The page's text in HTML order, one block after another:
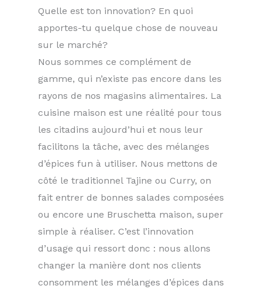
Quelle est ton innovation? En quoi
apportes-tu quelque chose de nouveau
sur le marché?
Nous sommes ce complément de
gamme, qui n’existe pas encore dans les
rayons de nos magasins alimentaires. La
cuisine maison est une réalité pour tous
les citadins aujourd’hui et nous leur
facilitons la tâche, avec des mélanges
d’épices fun à utiliser. Nous mettons de
côté le traditionnel Tajine ou Curry, on
fait entrer de bonnes salades composées
ou encore une Bruschetta maison, super
simple à réaliser. C’est l’innovation
d’usage qui ressort donc : nous allons
changer la manière dont nos clients
consomment les mélanges d’épices dans